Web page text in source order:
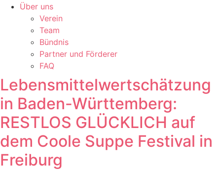
Über uns
Verein
Team
Bündnis
Partner und Förderer
FAQ
Lebensmittelwertschätzung
in Baden-Württemberg:
RESTLOS GLÜCKLICH auf
dem Coole Suppe Festival in
Freiburg